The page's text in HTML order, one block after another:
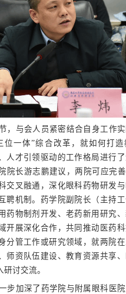
与会人员紧密结合自身工作实
位一体”综合改革，就如何打造
人才引领驱动的工作格局进行
院长游志鹏建议，两院可应完
交叉融通，深化眼科药物研发
聘机制。药学院副院长（主持
药物制剂开发、老药新用研究
开展深化合作，共同推动医药
分管工作或研究领域，就两院
师资队伍建设、教育资源共享
讨交流。
加深了药学院与附属眼科医院